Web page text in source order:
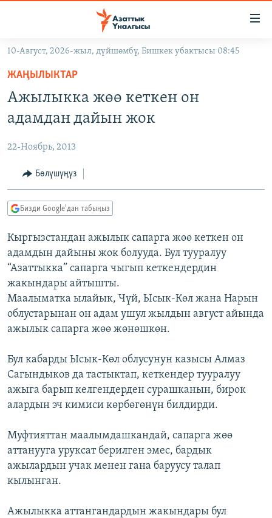
Навигацияга
өтүңүз
Издөөгө
салыңыз
ЭКОНОМИКА
МАДАНИЯТ
БОРБОР АЗИЯ
АТАЙЫН ИЛИКТӨӨ
ТВ ПРОГРАММАЛАР
ЭКСПЕРТТЕР ТАЛДАЙТ
БИЗ ЖАНА ДҮЙНӨ
ЭЖЕ-СИҢДИЛЕР
ЫҢГАЙСЫЗ СУРООЛОР
ӨЗГӨЧӨ ПИКИР
Русский
ОНЛАЙН ШЕРИНЕ
ЭЕ/АРнун бардык сайттары
10-Август, 2026-жыл, дүйшөмбү, Бишкек убактысы 08:45
ЖАҢЫЛЫКТАР
Ажылыкка жөө кеткен он
адамдан дайын жок
22-Ноябрь, 2013
Бөлүшүңүз
Бизди Google'дан табыңыз
Кыргызстандан ажылык сапарга жөө кеткен он
адамдын дайыны жок болууда. Бул тууралуу
“Азаттыкка” сапарга чыгып кеткендердин
жакындары айтышты.
Маалыматка ылайык, Чүй, Ысык-Көл жана Нарын
облустарынан он адам ушул жылдын август айында
ажылык сапарга жөө жөнөшкөн.
Бул кабарды Ысык-Көл облусунун казысы Алмаз
Сагындыков да тастыктап, кеткендер тууралуу
ажыга барып келгендерден сурашканын, бирок
алардын эч кимиси көрбөгөнүн билдирди.
Муфтияттан маалымдашкандай, сапарга жөө
аттанууга уруксат берилген эмес, бардык
ажылардын учак менен гана баруусу талап
кылынган.
Ажылыкка аттангандардын жакындары бул